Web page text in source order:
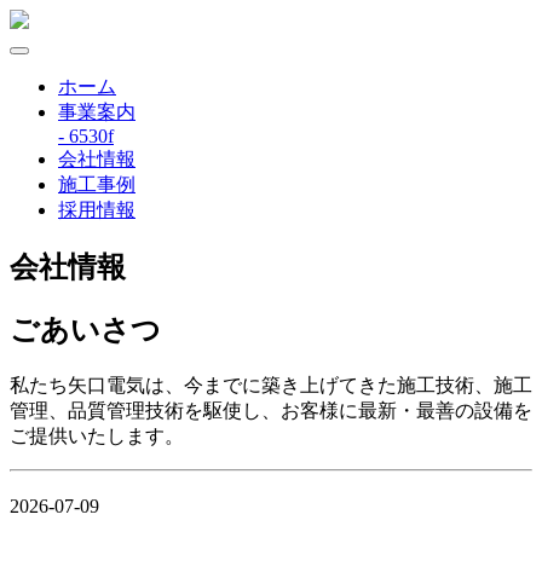
ホーム
事業案内
- 6530f
会社情報
施工事例
採用情報
会社情報
ごあいさつ
私たち矢口電気は、今までに築き上げてきた施工技術、施工
管理、品質管理技術を駆使し、お客様に最新・最善の設備を
ご提供いたします。
2026-07-09